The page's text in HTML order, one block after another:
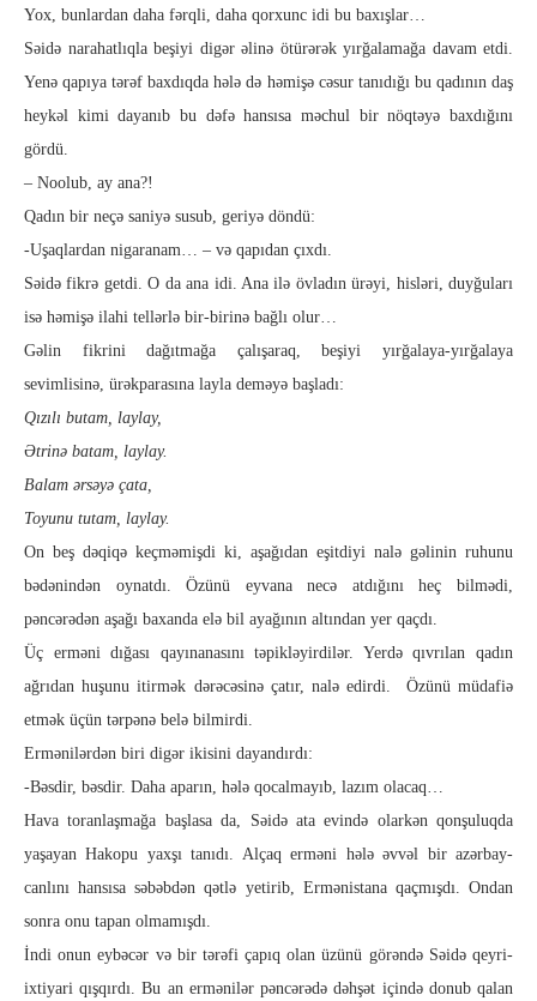
Yox, bunlardan daha fərqli, daha qorxunc idi bu baxışlar…
Səidə narahatlıqla beşiyi digər əlinə ötürə­rək yırğalamağa davam etdi.
Yenə qapıya tərəf baxdıqda hələ də həmişə cəsur tanıdığı bu qadının daş
heykəl kimi daya­nıb bu dəfə hansısa məchul bir nöqtəyə baxdığını
gördü.
– Noolub, ay ana?!
Qadın bir neçə saniyə susub, geriyə döndü:
-Uşaqlardan nigaranam… – və qapıdan çıxdı.
Səidə fikrə getdi. O da ana idi. Ana ilə övladın ürəyi, his­lə­ri, duyğuları
isə həmişə ilahi tellərlə bir-birinə bağlı olur…
Gəlin fikrini dağıtmağa çalışaraq, beşiyi yırğalaya-yırğalaya
sevimlisinə, ürəkparasına layla deməyə başladı:
Qızılı butam, laylay,
Ətrinə batam, laylay.
Balam ərsəyə çata,
Toyunu tutam, laylay.
On beş dəqiqə keçməmişdi ki, aşağıdan eşitdiyi nalə gəlinin ru­hunu
bədənindən oynatdı. Özünü eyvana necə atdığını heç bil­mədi,
pəncərədən aşağı baxanda elə bil ayağının altından yer qaç­dı.
Üç erməni dığası qayınanasını təpikləyirdilər. Yerdə qıv­rı­lan qadın
ağrıdan huşunu itirmək dərəcəsinə çatır, nalə edir­di. Özünü müdafiə
etmək üçün tərpənə belə bilmirdi.
Ermənilərdən biri digər ikisini dayandırdı:
-Bəsdir, bəsdir. Daha aparın, hələ qocalmayıb, lazım olac­a­q­…
Hava toranlaşmağa başlasa da, Səidə ata evində olarkən qon­­şuluqda
yaşayan Hakopu yaxşı tanıdı. Alçaq erməni hələ əvvəl bir azər­bay­
canlını hansısa səbəbdən qətlə yetirib, Ermənistana qaç­mış­dı. Ondan
sonra onu tapan olmamışdı.
İndi onun eybəcər və bir tə­rəfi çapıq olan üzünü görəndə Səidə qeyri-
ixtiyari qışqırdı. Bu an ermənilər pəncərədə dəhşət içində donub qalan